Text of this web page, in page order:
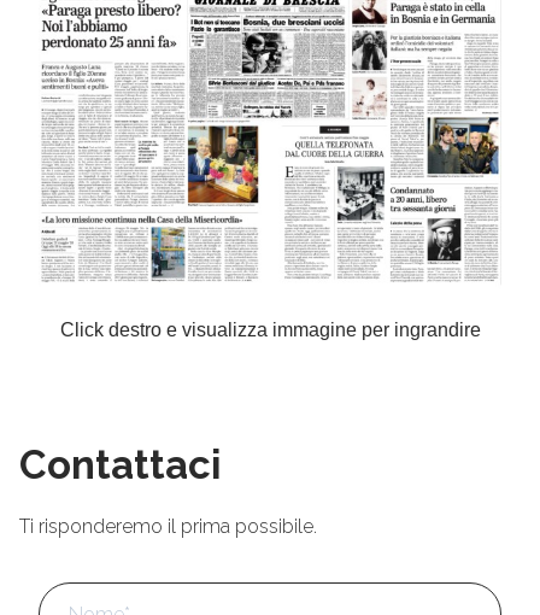
Click destro e visualizza immagine per ingrandire
Contattaci
Ti risponderemo il prima possibile.
Nome *